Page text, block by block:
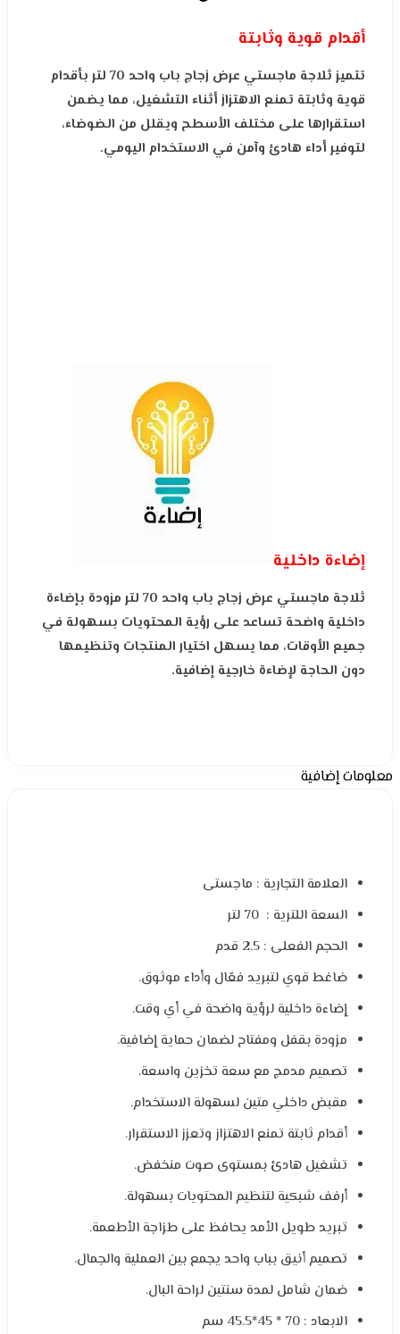
أقدام قوية وثابتة
تتميز ثلاجة ماجستي عرض زجاج باب واحد 70 لتر بأقدام
قوية وثابتة تمنع الاهتزاز أثناء التشغيل، مما يضمن
استقرارها على مختلف الأسطح ويقلل من الضوضاء،
لتوفير أداء هادئ وآمن في الاستخدام اليومي.
إضاءة داخلية
ثلاجة ماجستي عرض زجاج باب واحد 70 لتر مزودة بإضاءة
داخلية واضحة تساعد على رؤية المحتويات بسهولة في
جميع الأوقات، مما يسهل اختيار المنتجات وتنظيمها
دون الحاجة لإضاءة خارجية إضافية.
معلومات إضافية
العلامة التجارية : ماجستى
السعة اللترية : 70 لتر
الحجم الفعلى : 2.5 قدم
ضاغط قوي لتبريد فعّال وأداء موثوق.
إضاءة داخلية لرؤية واضحة في أي وقت.
مزودة بقفل ومفتاح لضمان حماية إضافية.
تصميم مدمج مع سعة تخزين واسعة.
مقبض داخلي متين لسهولة الاستخدام.
أقدام ثابتة تمنع الاهتزاز وتعزز الاستقرار.
تشغيل هادئ بمستوى صوت منخفض.
أرفف شبكية لتنظيم المحتويات بسهولة.
تبريد طويل الأمد يحافظ على طزاجة الأطعمة.
تصميم أنيق بباب واحد يجمع بين العملية والجمال.
ضمان شامل لمدة سنتين لراحة البال.
الابعاد : 70 * 45*45.5 سم